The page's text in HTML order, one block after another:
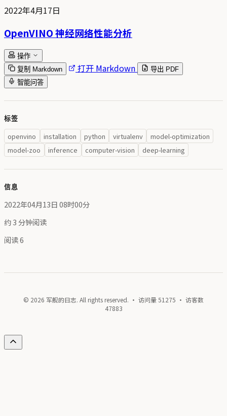
2022年4月17日
OpenVINO 神经网络性能分析
操作
复制 Markdown
打开 Markdown
导出 PDF
智能问答
标签
openvino installation python virtualenv
model-optimization
model-zoo
inference computer-vision deep-learning
信息
2022年04月13日 08时00分
约 3 分钟阅读
阅读6
© 2026 军舰的日志. All rights reserved. · 访问量51275 · 访客数
47883